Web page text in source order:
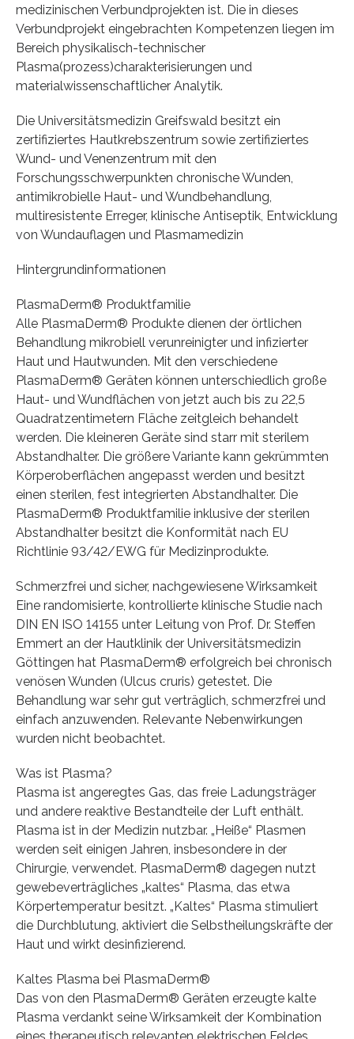
medizinischen Verbundprojekten ist. Die in dieses
Verbundprojekt eingebrachten Kompetenzen liegen im
Bereich physikalisch-technischer
Plasma(prozess)charakterisierungen und
materialwissenschaftlicher Analytik.
Die Universitätsmedizin Greifswald besitzt ein
zertifiziertes Hautkrebszentrum sowie zertifiziertes
Wund- und Venenzentrum mit den
Forschungsschwerpunkten chronische Wunden,
antimikrobielle Haut- und Wundbehandlung,
multiresistente Erreger, klinische Antiseptik, Entwicklung
von Wundauflagen und Plasmamedizin
Hintergrundinformationen
PlasmaDerm® Produktfamilie
Alle PlasmaDerm® Produkte dienen der örtlichen
Behandlung mikrobiell verunreinigter und infizierter
Haut und Hautwunden. Mit den verschiedene
PlasmaDerm® Geräten können unterschiedlich große
Haut- und Wundflächen von jetzt auch bis zu 22,5
Quadratzentimetern Fläche zeitgleich behandelt
werden. Die kleineren Geräte sind starr mit sterilem
Abstandhalter. Die größere Variante kann gekrümmten
Körperoberflächen angepasst werden und besitzt
einen sterilen, fest integrierten Abstandhalter. Die
PlasmaDerm® Produktfamilie inklusive der sterilen
Abstandhalter besitzt die Konformität nach EU
Richtlinie 93/42/EWG für Medizinprodukte.
Schmerzfrei und sicher, nachgewiesene Wirksamkeit
Eine randomisierte, kontrollierte klinische Studie nach
DIN EN ISO 14155 unter Leitung von Prof. Dr. Steffen
Emmert an der Hautklinik der Universitätsmedizin
Göttingen hat PlasmaDerm® erfolgreich bei chronisch
venösen Wunden (Ulcus cruris) getestet. Die
Behandlung war sehr gut verträglich, schmerzfrei und
einfach anzuwenden. Relevante Nebenwirkungen
wurden nicht beobachtet.
Was ist Plasma?
Plasma ist angeregtes Gas, das freie Ladungsträger
und andere reaktive Bestandteile der Luft enthält.
Plasma ist in der Medizin nutzbar. „Heiße“ Plasmen
werden seit einigen Jahren, insbesondere in der
Chirurgie, verwendet. PlasmaDerm® dagegen nutzt
gewebeverträgliches „kaltes“ Plasma, das etwa
Körpertemperatur besitzt. „Kaltes“ Plasma stimuliert
die Durchblutung, aktiviert die Selbstheilungskräfte der
Haut und wirkt desinfizierend.
Kaltes Plasma bei PlasmaDerm®
Das von den PlasmaDerm® Geräten erzeugte kalte
Plasma verdankt seine Wirksamkeit der Kombination